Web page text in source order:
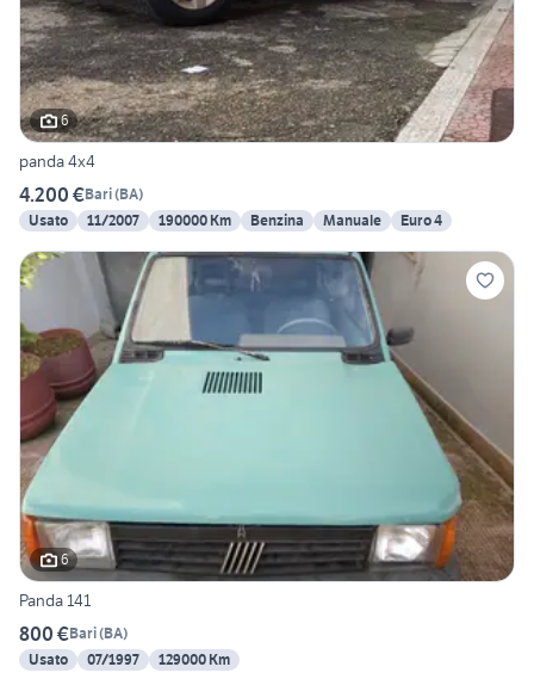
6
panda 4x4
4.200 €Bari(BA)
Usato
11/2007 190000 Km Benzina Manuale Euro 4
6
Panda 141
800 €Bari(BA)
Usato
07/1997 129000 Km